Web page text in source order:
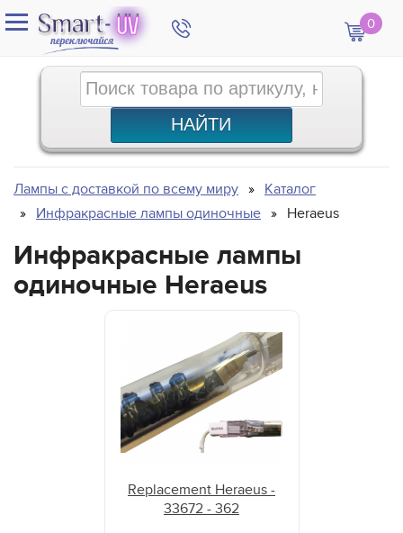
0
Лампы с доставкой по всему миру
Каталог
Инфракрасные лампы одиночные
Heraeus
Инфракрасные лампы
одиночные Heraeus
Replacement Heraeus -
33672 - 362